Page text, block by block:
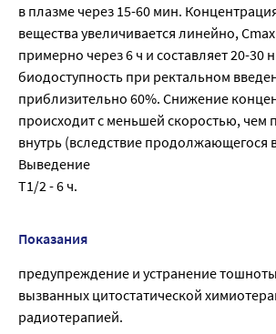
в плазме через 15-60 мин.
вещества увеличивается линейно, Cmax
примерно через 6 ч и составляет 20-30
биодоступность при ректальном
приблизительно 60%. Снижение
происходит с меньшей скоростью, чем
внутрь (вследствие продолжающегося
Выведение
T1/2 - 6 ч.
Показания
предупреждение и устранение
вызванных цитостатической
радиотерапией.